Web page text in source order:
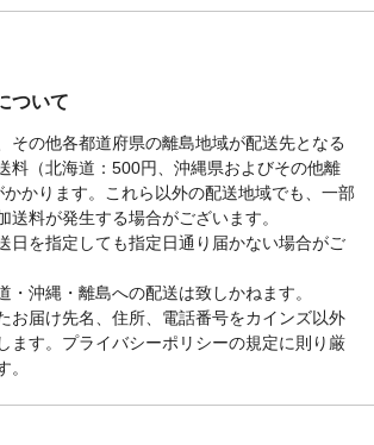
ついて
その他各都道府県の離島地域が配送先となる
料（北海道：500円、沖縄県およびその他離
かります。これら以外の配送地域でも、一部
送料が発生する場合がございます。
日を指定しても指定日通り届かない場合がご
・沖縄・離島への配送は致しかねます。
お届け先名、住所、電話番号をカインズ以外
ます。プライバシーポリシーの規定に則り厳
。